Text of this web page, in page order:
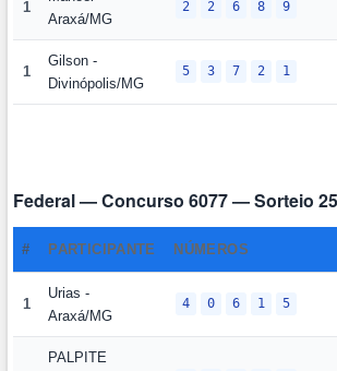
1
Araxá/MG
2 2 6 8 9
1
Gilson -
Divinópolis/MG
5 3 7 2 1
Federal — Concurso 6077 — Sorteio
# PARTICIPANTE NÚMEROS
1
Urias -
Araxá/MG
4 0 6 1 5
PALPITE